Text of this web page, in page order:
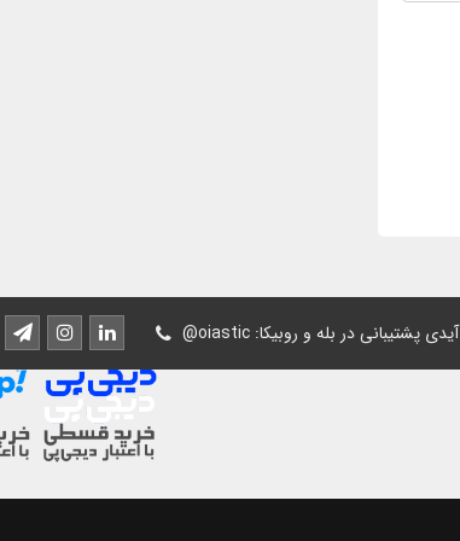
@oiastic :آیدی پشتیبانی در بله و روبیکا